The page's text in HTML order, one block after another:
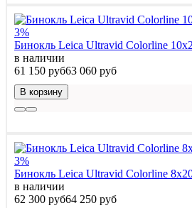
3%
Бинокль Leica Ultravid Colorline
в наличии
61 150 руб63 060 руб
В корзину
3%
Бинокль Leica Ultravid Colorline
в наличии
62 300 руб64 250 руб